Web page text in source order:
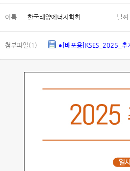
이름 한국태양에너지학회 날짜
첨부파일(1) ●[배포용]KSES_2025_추